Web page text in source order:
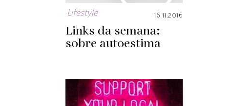
Lifestyle 16.11.2016
Links da semana:
sobre autoestima